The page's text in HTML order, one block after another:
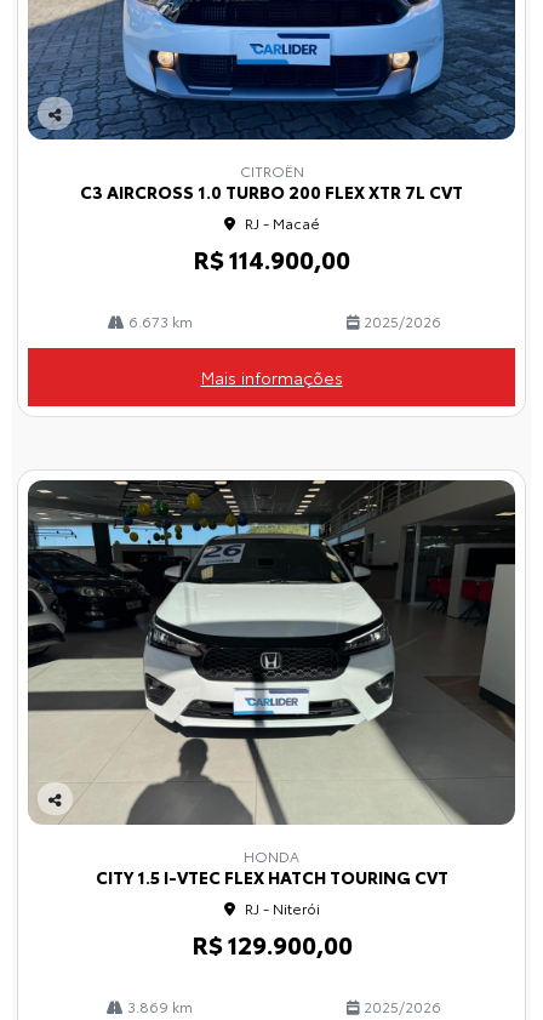
Co
CITROËN
C3 AIRCROSS 1.0 TURBO 200 FLEX XTR 7L CVT
RJ - Macaé
R$ 114.900,00
6.673 km 2025/2026
Mais informações
Co
HONDA
CITY 1.5 I-VTEC FLEX HATCH TOURING CVT
RJ - Niterói
R$ 129.900,00
3.869 km 2025/2026